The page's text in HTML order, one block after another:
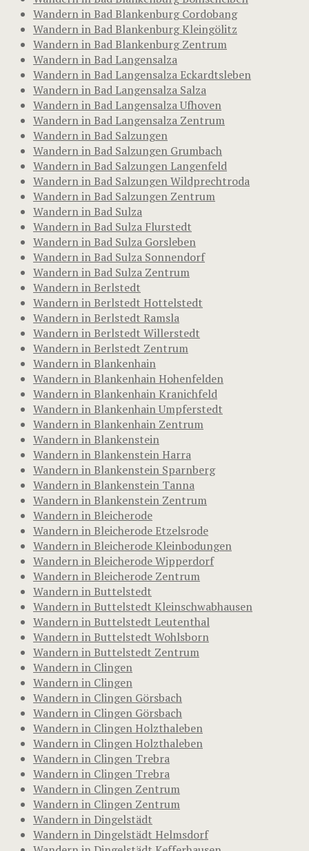
Wandern in Bad Blankenburg Cordobang
Wandern in Bad Blankenburg Kleingölitz
Wandern in Bad Blankenburg Zentrum
Wandern in Bad Langensalza
Wandern in Bad Langensalza Eckardtsleben
Wandern in Bad Langensalza Salza
Wandern in Bad Langensalza Ufhoven
Wandern in Bad Langensalza Zentrum
Wandern in Bad Salzungen
Wandern in Bad Salzungen Grumbach
Wandern in Bad Salzungen Langenfeld
Wandern in Bad Salzungen Wildprechtroda
Wandern in Bad Salzungen Zentrum
Wandern in Bad Sulza
Wandern in Bad Sulza Flurstedt
Wandern in Bad Sulza Gorsleben
Wandern in Bad Sulza Sonnendorf
Wandern in Bad Sulza Zentrum
Wandern in Berlstedt
Wandern in Berlstedt Hottelstedt
Wandern in Berlstedt Ramsla
Wandern in Berlstedt Willerstedt
Wandern in Berlstedt Zentrum
Wandern in Blankenhain
Wandern in Blankenhain Hohenfelden
Wandern in Blankenhain Kranichfeld
Wandern in Blankenhain Umpferstedt
Wandern in Blankenhain Zentrum
Wandern in Blankenstein
Wandern in Blankenstein Harra
Wandern in Blankenstein Sparnberg
Wandern in Blankenstein Tanna
Wandern in Blankenstein Zentrum
Wandern in Bleicherode
Wandern in Bleicherode Etzelsrode
Wandern in Bleicherode Kleinbodungen
Wandern in Bleicherode Wipperdorf
Wandern in Bleicherode Zentrum
Wandern in Buttelstedt
Wandern in Buttelstedt Kleinschwabhausen
Wandern in Buttelstedt Leutenthal
Wandern in Buttelstedt Wohlsborn
Wandern in Buttelstedt Zentrum
Wandern in Clingen
Wandern in Clingen
Wandern in Clingen Görsbach
Wandern in Clingen Görsbach
Wandern in Clingen Holzthaleben
Wandern in Clingen Holzthaleben
Wandern in Clingen Trebra
Wandern in Clingen Trebra
Wandern in Clingen Zentrum
Wandern in Clingen Zentrum
Wandern in Dingelstädt
Wandern in Dingelstädt Helmsdorf